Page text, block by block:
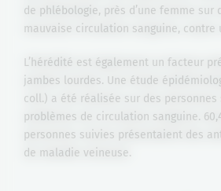
de phlébologie, près d’une femme
mauvaise circulation sanguine, contre
L’hérédité est également un facteur
jambes lourdes. Une étude
coll.) a été réalisée sur des
problèmes de circulation sanguine.
personnes suivies présentaient des
de maladie veineuse.